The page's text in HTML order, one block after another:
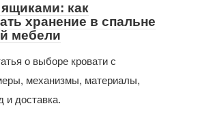
как
хранение в спальне
мебели
о выборе кровати с
механизмы, материалы,
и доставка.